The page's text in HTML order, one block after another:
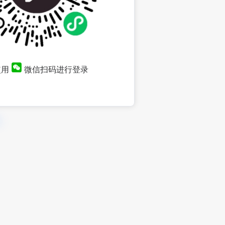
微信扫码进行登录